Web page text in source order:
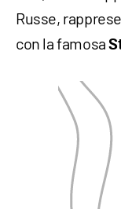
Russe,
con la famosa